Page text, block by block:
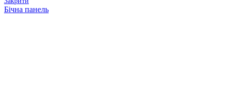
Бічна панель